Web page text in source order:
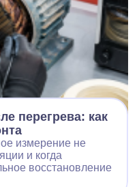
перегрева: как
измерение не
и когда
восстановление